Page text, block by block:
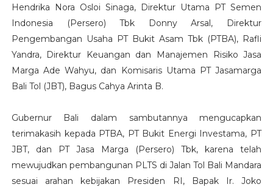
Hendrika Nora Osloi Sinaga, Direktur Utama PT Semen
Indonesia (Persero) Tbk Donny Arsal, Direktur
Pengembangan Usaha PT Bukit Asam Tbk (PTBA), Rafli
Yandra, Direktur Keuangan dan Manajemen Risiko Jasa
Marga Ade Wahyu, dan Komisaris Utama PT Jasamarga
Bali Tol (JBT), Bagus Cahya Arinta B.
Gubernur Bali dalam sambutannya mengucapkan
terimakasih kepada PTBA, PT Bukit Energi Investama, PT
JBT, dan PT Jasa Marga (Persero) Tbk, karena telah
mewujudkan pembangunan PLTS di Jalan Tol Bali Mandara
sesuai arahan kebijakan Presiden RI, Bapak Ir. Joko